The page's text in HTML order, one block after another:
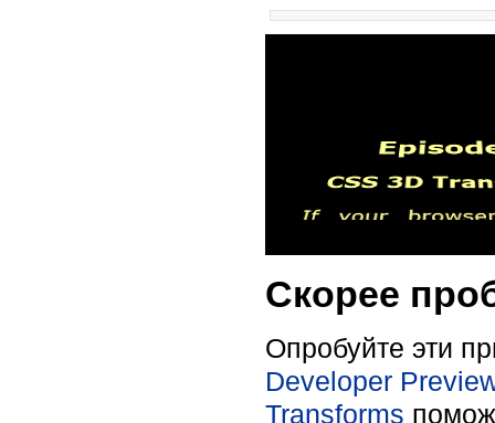
Скорее
Опробуйте эти
Developer
Transforms